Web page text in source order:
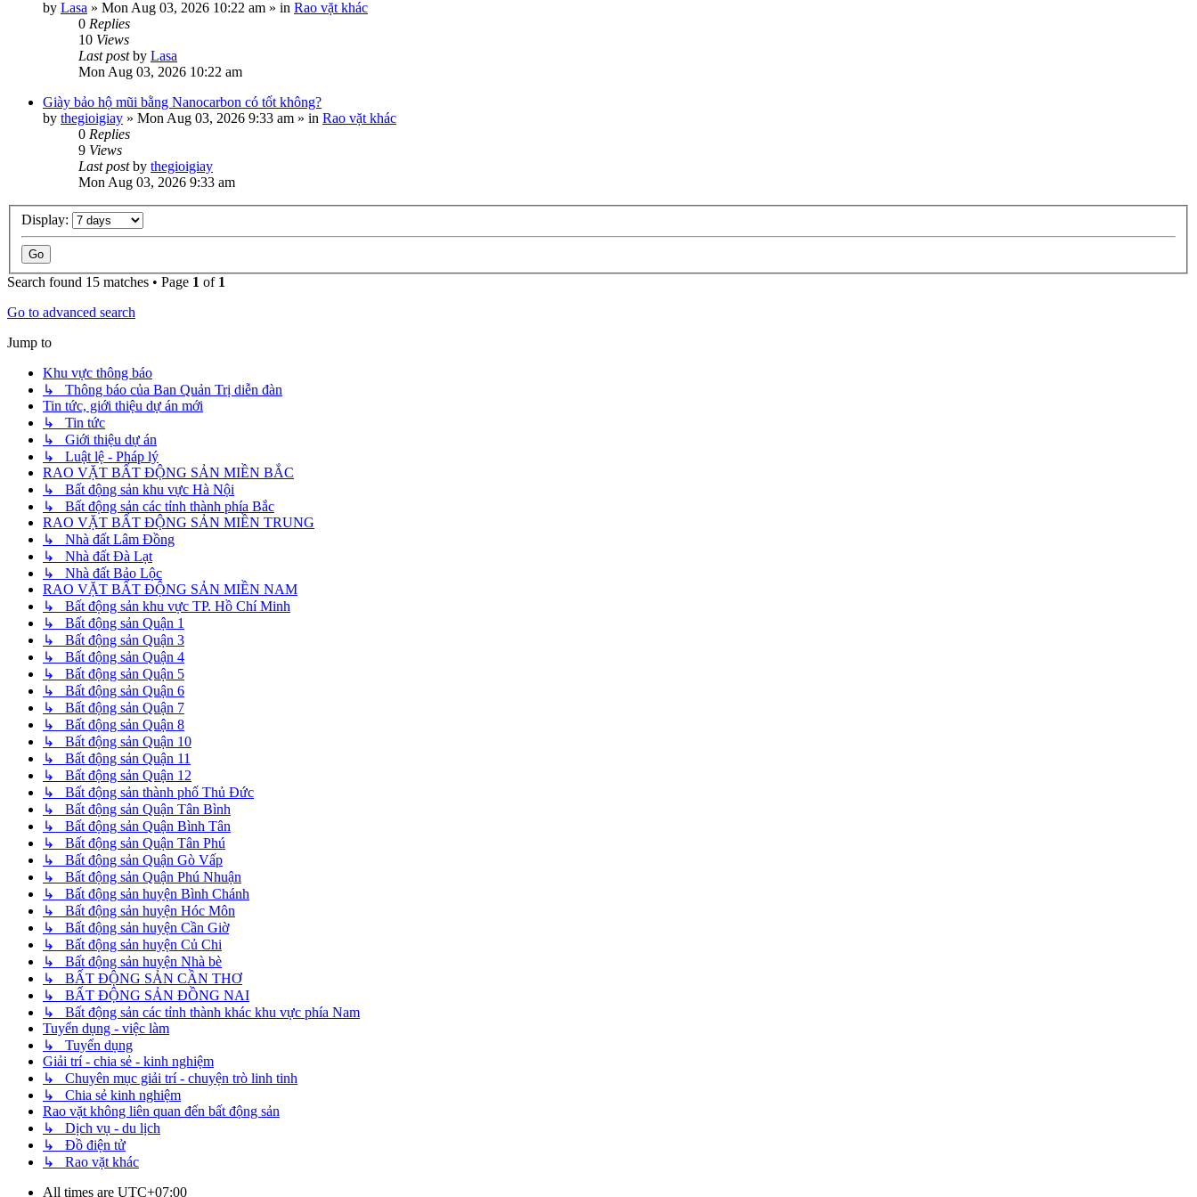
by Lasa » Mon Aug 03, 2026 10:22 am » in Rao vặt khác
0 Replies
10 Views
Last postby Lasa
Mon Aug 03, 2026 10:22 am
Giày bảo hộ mũi bằng Nanocarbon có tốt không?
by thegioigiay » Mon Aug 03, 2026 9:33 am » in Rao vặt khác
0 Replies
9 Views
Last postby thegioigiay
Mon Aug 03, 2026 9:33 am
Display:
Search found 15 matches • Page 1 of 1
Go to advanced search
Jump to
Khu vực thông báo
↳ Thông báo của Ban Quản Trị diễn đàn
Tin tức, giới thiệu dự án mới
↳ Tin tức
↳ Giới thiệu dự án
↳ Luật lệ - Pháp lý
RAO VẶT BẤT ĐỘNG SẢN MIỀN BẮC
↳ Bất động sản khu vực Hà Nội
↳ Bất động sản các tỉnh thành phía Bắc
RAO VẶT BẤT ĐỘNG SẢN MIỀN TRUNG
↳ Nhà đất Lâm Đồng
↳ Nhà đất Đà Lạt
↳ Nhà đất Bảo Lộc
RAO VẶT BẤT ĐỘNG SẢN MIỀN NAM
↳ Bất động sản khu vực TP. Hồ Chí Minh
↳ Bất động sản Quận 1
↳ Bất động sản Quận 3
↳ Bất động sản Quận 4
↳ Bất động sản Quận 5
↳ Bất động sản Quận 6
↳ Bất động sản Quận 7
↳ Bất động sản Quận 8
↳ Bất động sản Quận 10
↳ Bất động sản Quận 11
↳ Bất động sản Quận 12
↳ Bất động sản thành phố Thủ Đức
↳ Bất động sản Quận Tân Bình
↳ Bất động sản Quận Bình Tân
↳ Bất động sản Quận Tân Phú
↳ Bất động sản Quận Gò Vấp
↳ Bất động sản Quận Phú Nhuận
↳ Bất động sản huyện Bình Chánh
↳ Bất động sản huyện Hóc Môn
↳ Bất động sản huyện Cần Giờ
↳ Bất động sản huyện Củ Chi
↳ Bất động sản huyện Nhà bè
↳ BẤT ĐỘNG SẢN CẦN THƠ
↳ BẤT ĐỘNG SẢN ĐỒNG NAI
↳ Bất động sản các tỉnh thành khác khu vực phía Nam
Tuyển dụng - việc làm
↳ Tuyển dụng
Giải trí - chia sẻ - kinh nghiệm
↳ Chuyên mục giải trí - chuyện trò linh tinh
↳ Chia sẻ kinh nghiệm
Rao vặt không liên quan đến bất động sản
↳ Dịch vụ - du lịch
↳ Đồ điện tử
↳ Rao vặt khác
All times are UTC+07:00